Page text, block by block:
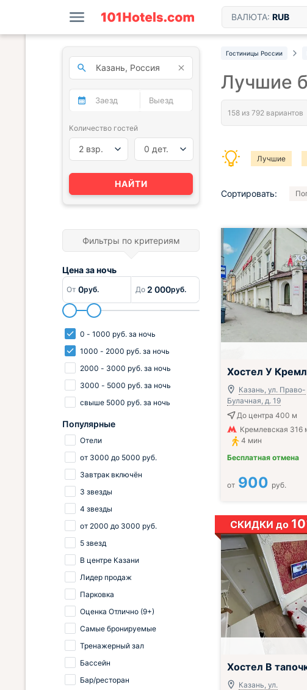
ВАЛЮТА: RUB
Гостиницы России
Лучшие
Лучшие
Сортировать:
Хостел У
Казань, ул. Право-
Булачная, д. 19
До центра 400 м
Кремлевская 316
4 мин
Бесплатная отмена
от 900 руб.
СКИДКИ до
Хостел В
Казань, ул.
Количество гостей
2 взр. 0 дет.
НАЙТИ
Фильтры по критериям
Цена заночь
От 0руб. До 2 000руб.
0 - 1000 руб. за ночь
1000 - 2000 руб. за ночь
2000 - 3000 руб. за ночь
3000 - 5000 руб. за ночь
свыше 5000 руб. за ночь
Популярные
Отели
от 3000 до 5000 руб.
Завтрак включён
3 звезды
4 звезды
от 2000 до 3000 руб.
5 звезд
В центре Казани
Лидер продаж
Парковка
Оценка Отлично (9+)
Самые бронируемые
Тренажерный зал
Бассейн
Бар/ресторан